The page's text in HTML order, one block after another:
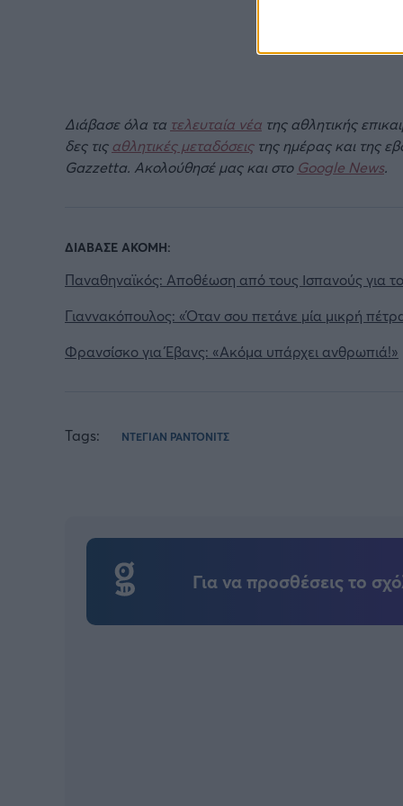
Διάβασε όλα τα τελευταία νέα της αθλητικής
δες τιςαθλητικές μεταδόσειςτης ημέρας και της
Gazzetta. Ακολούθησέ μας και στο Google News.
ΔΙΑΒΑΣΕ ΑΚΟΜΗ:
Παναθηναϊκός: Αποθέωση από τους Ισπανούς για
Γιαννακόπουλος: «Όταν σου πετάνε μία μικρή
Φρανσίσκο για Έβανς: «Ακόμα υπάρχει ανθρωπιά!»
Tags: ΝΤΕΓΙΑΝ ΡΑΝΤΟΝΙΤΣ
Για να προσθέσεις το